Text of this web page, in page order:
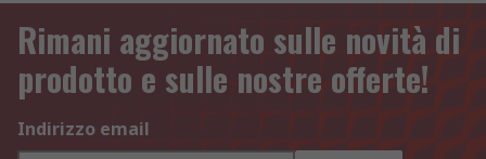
Rimani aggiornato sulle novità di
prodotto e sulle nostre offerte!
Indirizzo email